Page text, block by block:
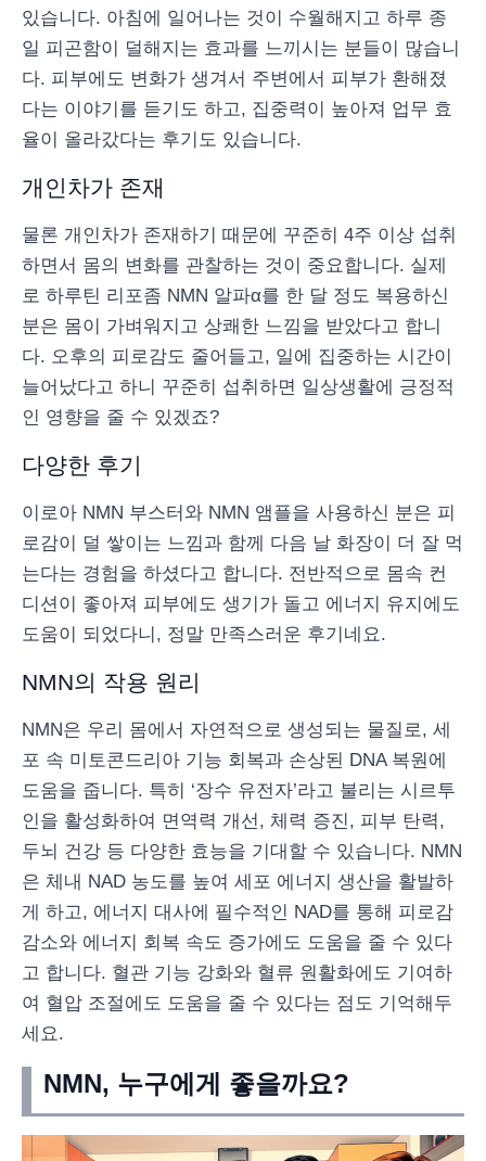
있습니다. 아침에 일어나는 것이 수월해지고 하루 종
일 피곤함이 덜해지는 효과를 느끼시는 분들이 많습니
다. 피부에도 변화가 생겨서 주변에서 피부가 환해졌
다는 이야기를 듣기도 하고, 집중력이 높아져 업무 효
율이 올라갔다는 후기도 있습니다.
개인차가 존재
물론 개인차가 존재하기 때문에 꾸준히 4주 이상 섭취
하면서 몸의 변화를 관찰하는 것이 중요합니다. 실제
로 하루틴 리포좀 NMN 알파α를 한 달 정도 복용하신
분은 몸이 가벼워지고 상쾌한 느낌을 받았다고 합니
다. 오후의 피로감도 줄어들고, 일에 집중하는 시간이
늘어났다고 하니 꾸준히 섭취하면 일상생활에 긍정적
인 영향을 줄 수 있겠죠?
다양한 후기
이로아 NMN 부스터와 NMN 앰플을 사용하신 분은 피
로감이 덜 쌓이는 느낌과 함께 다음 날 화장이 더 잘 먹
는다는 경험을 하셨다고 합니다. 전반적으로 몸속 컨
디션이 좋아져 피부에도 생기가 돌고 에너지 유지에도
도움이 되었다니, 정말 만족스러운 후기네요.
NMN의 작용 원리
NMN은 우리 몸에서 자연적으로 생성되는 물질로, 세
포 속 미토콘드리아 기능 회복과 손상된 DNA 복원에
도움을 줍니다. 특히 ‘장수 유전자’라고 불리는 시르투
인을 활성화하여 면역력 개선, 체력 증진, 피부 탄력,
두뇌 건강 등 다양한 효능을 기대할 수 있습니다. NMN
은 체내 NAD 농도를 높여 세포 에너지 생산을 활발하
게 하고, 에너지 대사에 필수적인 NAD를 통해 피로감
감소와 에너지 회복 속도 증가에도 도움을 줄 수 있다
고 합니다. 혈관 기능 강화와 혈류 원활화에도 기여하
여 혈압 조절에도 도움을 줄 수 있다는 점도 기억해두
세요.
NMN, 누구에게 좋을까요?